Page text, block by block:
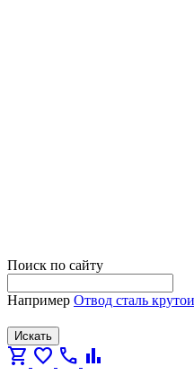
Поиск по сайту
Например Отвод сталь
Искать
shopping_cart favorite call bar_chart